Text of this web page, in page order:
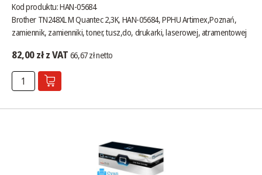
Kod produktu: HAN-05684
Brother TN248XL M Quantec 2,3K, HAN-05684, PPHU Artimex,Poznań,
zamiennik, zamienniki, toner, tusz,do, drukarki, laserowej, atramentowej
82,00 zł z VAT 66,67 zł netto